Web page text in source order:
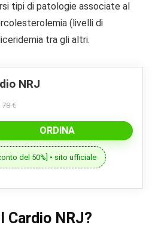
tipi di patologie associate al
(livelli di
tra gli altri.
NRJ
78 €
ORDINA
del 50%] • sito ufficiale
Cardio NRJ?